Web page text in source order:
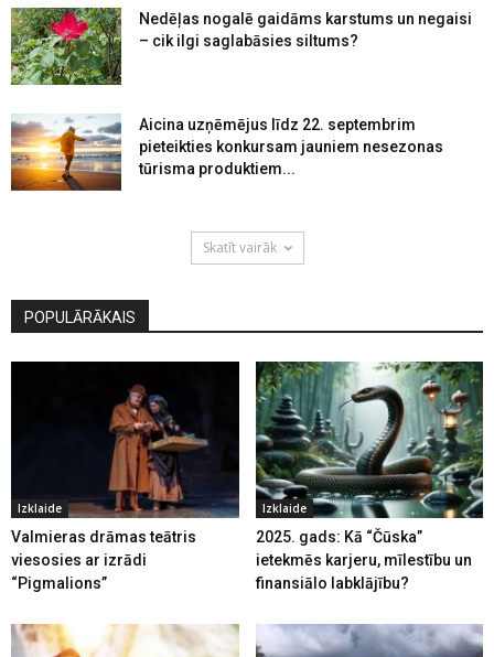
Nedēļas nogalē gaidāms karstums un negaisi
– cik ilgi saglabāsies siltums?
Aicina uzņēmējus līdz 22. septembrim
pieteikties konkursam jauniem nesezonas
tūrisma produktiem...
Skatīt vairāk
POPULĀRĀKAIS
Izklaide
Valmieras drāmas teātris
viesosies ar izrādi
“Pigmalions”
Izklaide
2025. gads: Kā “Čūska”
ietekmēs karjeru, mīlestību un
finansiālo labklājību?